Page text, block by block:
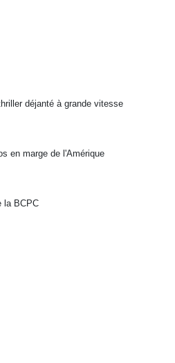
déjanté à grande vitesse
en marge de l'Amérique
la BCPC